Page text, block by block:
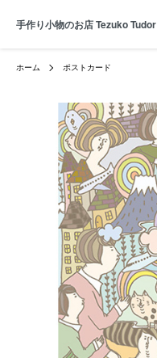
手作り小物のお店 Tezuko Tudor
ホーム ポストカード